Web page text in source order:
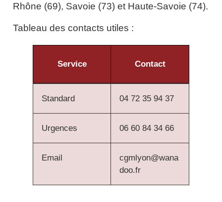
Rhône (69), Savoie (73) et Haute-Savoie (74).
Tableau des contacts utiles :
Service Contact
Standard 04 72 35 94 37
Urgences 06 60 84 34 66
Email
cgmlyon@wana
doo.fr